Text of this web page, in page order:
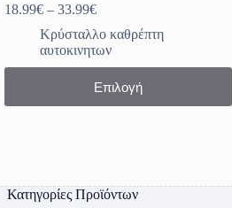
18.99€ – 33.99€Price
18.99€
through
33.99€
Κρύσταλλο καθρέπτη
αυτοκινητων
Επιλογή
Αυτό
προϊόν
επιλογές
μπορούν
Κατηγορίες Προϊόντων